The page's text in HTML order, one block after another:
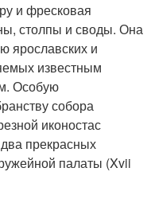
и фресковая
столпы и своды. Она
ярославских и
известным
Особую
собора
иконостас
прекрасных
палаты (Xvii